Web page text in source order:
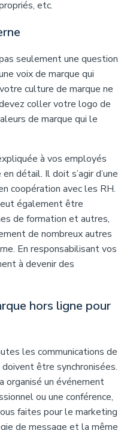
etc.
seulement une question
voix de marque qui
culture de marque ne
coller votre logo de
de marque qui le
à vos employés
détail. Il doit s’agir d’une
coopération avec les RH.
également être
de formation et autres,
de nombreux autres
En responsabilisant vos
à devenir des
hors ligne pour
les communications de
être synchronisées.
organisé un événement
ou une conférence,
faites pour le marketing
de message et la même